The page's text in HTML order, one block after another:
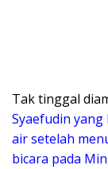
​Tak tinggal
Syaefudin
air setelah
bicara pada